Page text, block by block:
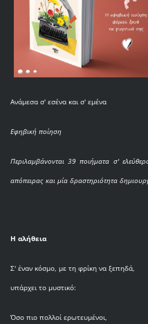
Ανάμεσα σ' εσένα και σ' εμένα
Εφηβική ποίηση
Περιλαμβάνονται 39 ποιήματα σ'
απόπειρας και μία δραστηριότητα
Η αλήθεια
Σ' έναν κόσμο, με τη φρίκη να ξεπηδά,
υπάρχει το μυστικό:
Όσο πιο πολλοί ερωτευμένοι,